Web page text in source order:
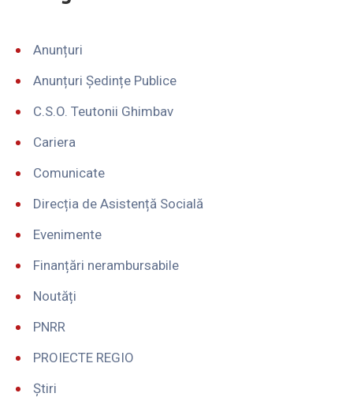
Anunțuri
Anunțuri Ședințe Publice
C.S.O. Teutonii Ghimbav
Cariera
Comunicate
Direcția de Asistență Socială
Evenimente
Finanțări nerambursabile
Noutăți
PNRR
PROIECTE REGIO
Știri